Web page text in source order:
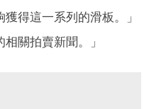
得這一系列的滑板。」
關拍賣新聞。」